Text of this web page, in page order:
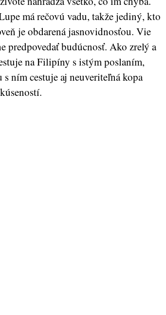
má rečovú vadu, takže jediný, kto
je obdarená jasnovidnosťou. Vie
predpovedať budúcnosť. Ako zrelý a
na Filipíny s istým poslaním,
ním cestuje aj neuveriteľná kopa